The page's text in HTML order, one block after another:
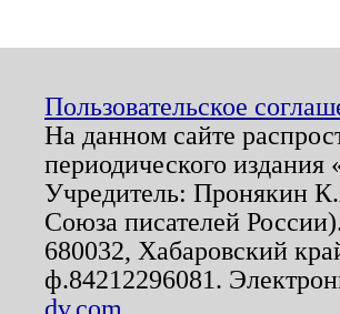
Пользовательское
На данном сайте
периодического
Учредитель: Пронякин
Союза писателей
680032, Хабаровский
ф.84212296081.
dv.com